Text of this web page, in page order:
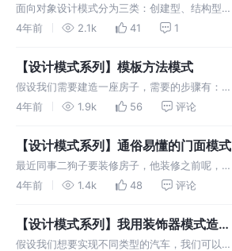
面向对象设计模式分为三类：创建型、结构型和
行为型，工厂设计模式是面向对象设计模式中的
4年前 2.1k 41 1
【设计模式系列】模板方法模式
假设我们需要建造一座房子，需要的步骤有：建
地基->砌墙->盖房顶。 我们的需求是需要建水
处理的逻辑不同，但是执行步骤是固定的
4年前 1.9k 56 评论
【设计模式系列】通俗易懂的门面模式
最近同事二狗子要装修房子，他装修之前呢，得
先找个设计师设计，然后还需要找个水电工给新
砖之类的。
4年前 1.4k 48 评论
【设计模式系列】我用装饰器模式造了
一台豪华跑车
假设我们想要实现不同类型的汽车，我们可以创